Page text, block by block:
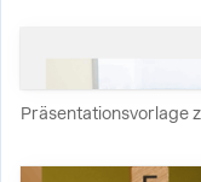
Präsentationsvorlage